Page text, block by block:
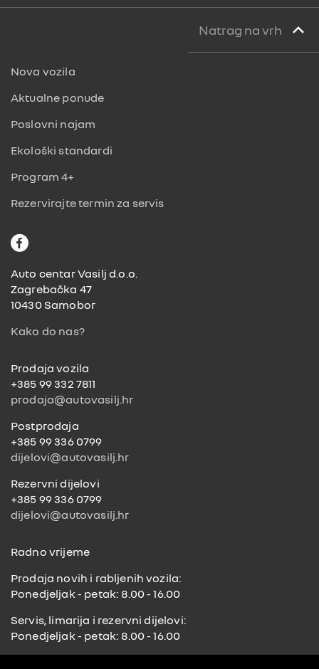
Natrag na vrh
Nova vozila
Aktualne ponude
Poslovni najam
Ekološki standardi
Program 4+
Rezervirajte termin za servis
F
c
e
b
o
Auto centar Vasilj d.o.o.
Zagrebačka 47
10430 Samobor
Kako do nas?
Prodaja vozila
+385 99 332 7811
prodaja@autovasilj.hr
Postprodaja
+385 99 336 0799
dijelovi@autovasilj.hr
Rezervni dijelovi
+385 99 336 0799
dijelovi@autovasilj.hr
Radno vrijeme
Prodaja novih i rabljenih vozila:
Ponedjeljak - petak: 8.00 - 16.00
Servis, limarija i rezervni dijelovi:
Ponedjeljak - petak: 8.00 - 16.00